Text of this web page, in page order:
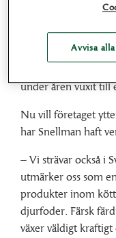
charkprodukter av
sympatiske Herr
under åren vuxit till
Nu vill företaget
har Snellman haft
– Vi strävar också i
utmärker oss som
produkter inom
djurfoder. Färsk
växer väldigt kraftigt
Avvisa alla